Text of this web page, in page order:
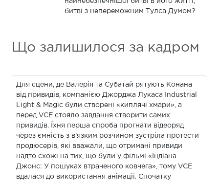
битві з непереможним Тулса Думом?
Що залишилося за кадром
Для сцени, де Валерія та Субатай рятують Конана
від привидів, компанією Джорджа Лукаса Industrial
Light & Magic були створені «киплячі хмари», а
перед VCE стояло завдання створити самих
привидів. Їхня перша спроба прогнати відеоряд
через ємність з в’язким розчином зустріла протести
продюсерів, які вважали, що отримані привиди
надто схожі на тих, що були у фільмі «Індіана
Джонс: У пошуках втраченого ковчега», тому VCE
вдалася до використання анімації. Спочатку